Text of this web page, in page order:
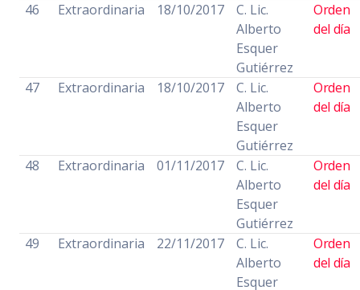
46 Extraordinaria 18/10/2017
C. Lic.
Alberto
Esquer
Gutiérrez
Orden
del día
47 Extraordinaria 18/10/2017
C. Lic.
Alberto
Esquer
Gutiérrez
Orden
del día
48 Extraordinaria 01/11/2017
C. Lic.
Alberto
Esquer
Gutiérrez
Orden
del día
49 Extraordinaria 22/11/2017
C. Lic.
Alberto
Esquer
Orden
del día